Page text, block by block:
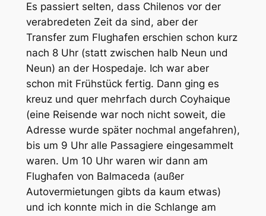
Es passiert selten, dass Chilenos vor der
verabredeten Zeit da sind, aber der
Transfer zum Flughafen erschien schon kurz
nach 8 Uhr (statt zwischen halb Neun und
Neun) an der Hospedaje. Ich war aber
schon mit Frühstück fertig. Dann ging es
kreuz und quer mehrfach durch Coyhaique
(eine Reisende war noch nicht soweit, die
Adresse wurde später nochmal angefahren),
bis um 9 Uhr alle Passagiere eingesammelt
waren. Um 10 Uhr waren wir dann am
Flughafen von Balmaceda (außer
Autovermietungen gibts da kaum etwas)
und ich konnte mich in die Schlange am